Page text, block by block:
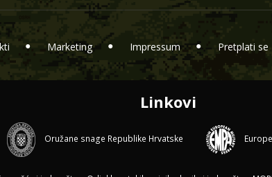
Marketing Impressum Pretplati se
Linkovi
Oružane snage Republike Hrvatske